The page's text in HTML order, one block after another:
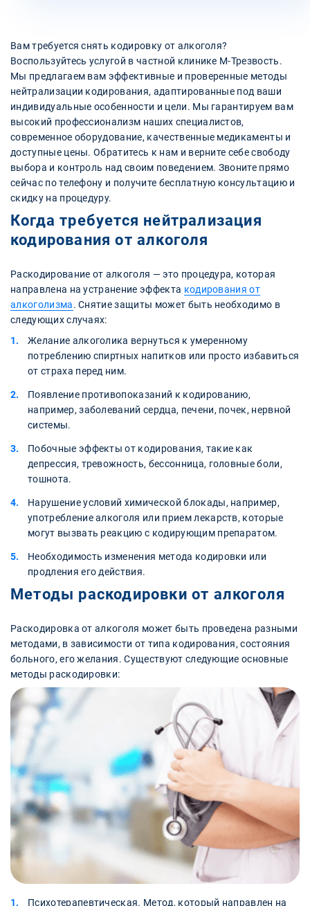
Вам требуется снять кодировку от алкоголя?
Воспользуйтесь услугой в частной клинике М-Трезвость.
Мы предлагаем вам эффективные и проверенные методы
нейтрализации кодирования, адаптированные под ваши
индивидуальные особенности и цели. Мы гарантируем вам
высокий профессионализм наших специалистов,
современное оборудование, качественные медикаменты и
доступные цены. Обратитесь к нам и верните себе свободу
выбора и контроль над своим поведением. Звоните прямо
сейчас по телефону и получите бесплатную консультацию и
скидку на процедуру.
Когда требуется нейтрализация
кодирования от алкоголя
Раскодирование от алкоголя — это процедура, которая
направлена на устранение эффекта кодирования от
алкоголизма. Снятие защиты может быть необходимо в
следующих случаях:
Желание алкоголика вернуться к умеренному
потреблению спиртных напитков или просто избавиться
от страха перед ним.
Появление противопоказаний к кодированию,
например, заболеваний сердца, печени, почек, нервной
системы.
Побочные эффекты от кодирования, такие как
депрессия, тревожность, бессонница, головные боли,
тошнота.
Нарушение условий химической блокады, например,
употребление алкоголя или прием лекарств, которые
могут вызвать реакцию с кодирующим препаратом.
Необходимость изменения метода кодировки или
продления его действия.
Методы раскодировки от алкоголя
Раскодировка от алкоголя может быть проведена разными
методами, в зависимости от типа кодирования, состояния
больного, его желания. Существуют следующие основные
методы раскодировки:
Психотерапевтическая. Метод, который направлен на